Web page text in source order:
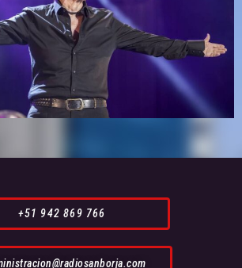
+51 942 869 766